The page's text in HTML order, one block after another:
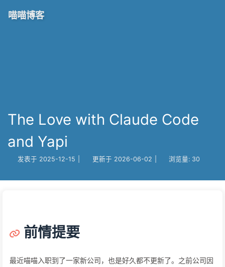
喵喵博客
The Love with Claude Code
and Yapi
发表于 2025-12-15 更新于 2026-06-02 浏览量: 30
前情提要
最近喵喵入职到了一家新公司，也是好久都不更新了。之前公司因